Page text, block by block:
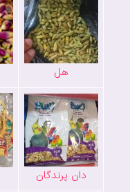
هل
دان پرندگان